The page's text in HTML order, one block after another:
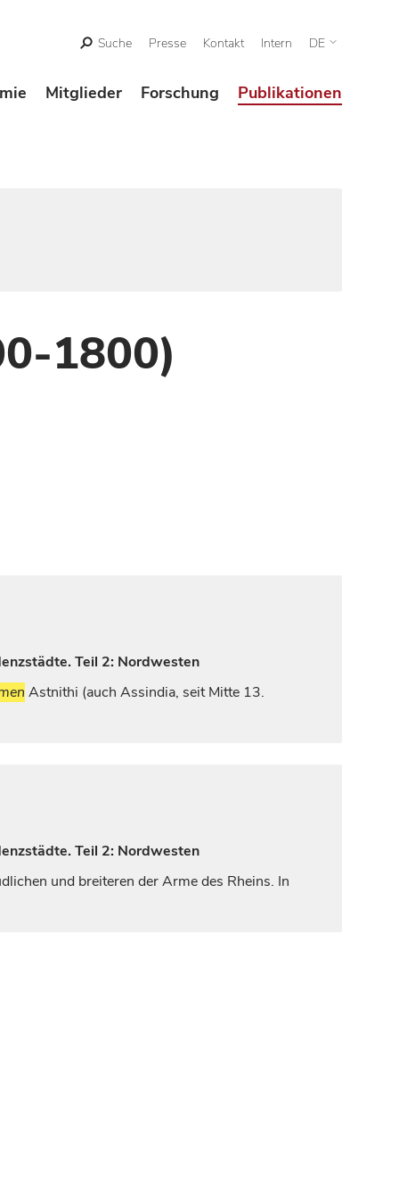
Suche Presse Kontakt Intern DE
Mitglieder Forschung Publikationen
1800)
Teil 2: Nordwesten
Astnithi (auch Assindia, seit Mitte 13.
Teil 2: Nordwesten
und breiteren der Arme des Rheins. In